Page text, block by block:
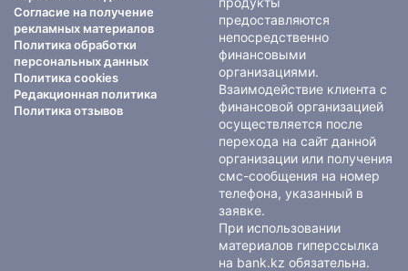
Согласие на получение
рекламных материалов
Политика обработки
персональных данных
Политика cookies
Редакционная политика
Политика отзывов
предоставляются
непосредственно
финансовыми
организациями.
Взаимодействие клиента с
финансовой организацией
осуществляется после
перехода на сайт данной
организации или получения
смс-сообщения на номер
телефона, указанный в
заявке.
При использовании
материалов гиперссылка
на bank.kz обязательна.